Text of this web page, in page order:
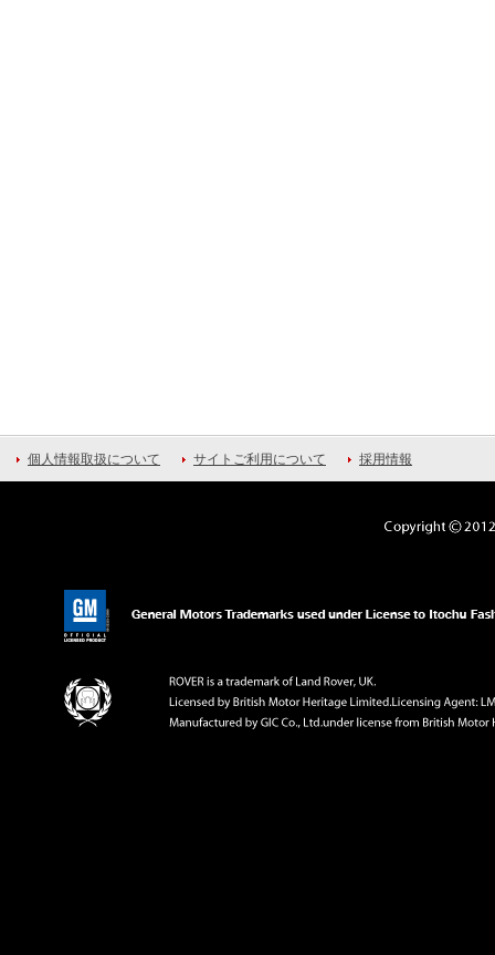
個人情報取扱について サイトご利用について 採用情報